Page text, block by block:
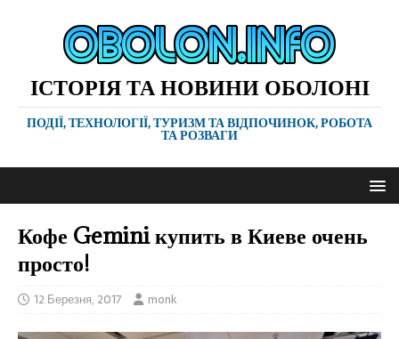
ІСТОРІЯ ТА НОВИНИ ОБОЛОНІ
ПОДІЇ, ТЕХНОЛОГІЇ, ТУРИЗМ ТА ВІДПОЧИНОК, РОБОТА
ТА РОЗВАГИ
Кофе Gemini купить в Киеве очень
просто!
12 Березня, 2017 monk